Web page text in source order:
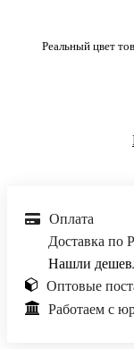
Реальный цвет
Оплата
Доставка по
Нашли
Оптовые
Работаем с